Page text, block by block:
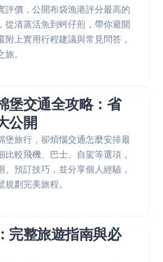
評價，公開布袋漁港評分最高的
從清蒸活魚到蚵仔煎，帶你避開
附上實用行程建議與常見問答，
。
堡交通全攻略：省
公開
堡旅行，卻煩惱交通怎麼安排最
比較飛機、巴士、自駕等選項，
、預訂技巧，並分享個人經驗，
劃完美旅程。
完整旅遊指南與必